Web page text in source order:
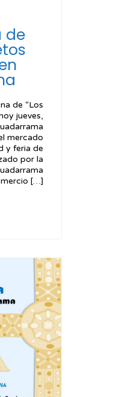
de
de “Los
jueves,
mercado
y feria de
por la
[…]